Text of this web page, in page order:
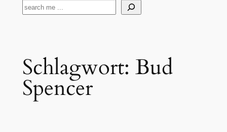
Suchen
Schlagwort: Bud
Spencer